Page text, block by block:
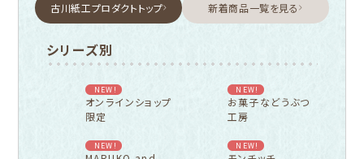
古川紙工プロダクトトップ 新着商品一覧を見る
シリーズ別
NEW!
オンラインショップ
限定
NEW!
お菓子などうぶつ
工房
NEW! NEW!